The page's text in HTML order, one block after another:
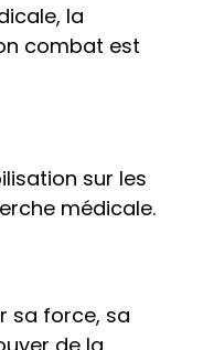
la
combat est
sur les
médicale.
sa force, sa